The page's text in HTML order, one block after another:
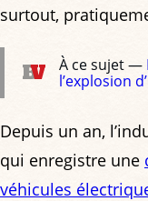
surtout,
À ce sujet —
l’explosion
Depuis un an,
qui enregistre une
véhicules